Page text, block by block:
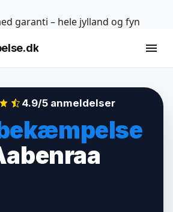
garanti – hele jylland og fyn
menu
4.9/5 anmeldelser